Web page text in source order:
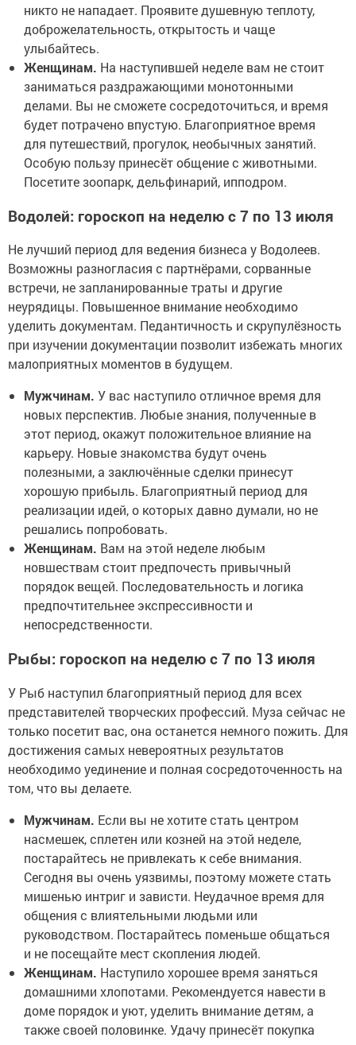
никто не нападает. Проявите душевную теплоту,
доброжелательность, открытость и чаще
улыбайтесь.
Женщинам. На наступившей неделе вам не стоит
заниматься раздражающими монотонными
делами. Вы не сможете сосредоточиться, и время
будет потрачено впустую. Благоприятное время
для путешествий, прогулок, необычных занятий.
Особую пользу принесёт общение с животными.
Посетите зоопарк, дельфинарий, ипподром.
Водолей: гороскоп на неделю с 7 по 13 июля
Не лучший период для ведения бизнеса у Водолеев.
Возможны разногласия с партнёрами, сорванные
встречи, не запланированные траты и другие
неурядицы. Повышенное внимание необходимо
уделить документам. Педантичность и скрупулёзность
при изучении документации позволит избежать многих
малоприятных моментов в будущем.
Мужчинам. У вас наступило отличное время для
новых перспектив. Любые знания, полученные в
этот период, окажут положительное влияние на
карьеру. Новые знакомства будут очень
полезными, а заключённые сделки принесут
хорошую прибыль. Благоприятный период для
реализации идей, о которых давно думали, но не
решались попробовать.
Женщинам. Вам на этой неделе любым
новшествам стоит предпочесть привычный
порядок вещей. Последовательность и логика
предпочтительнее экспрессивности и
непосредственности.
Рыбы: гороскоп на неделю с 7 по 13 июля
У Рыб наступил благоприятный период для всех
представителей творческих профессий. Муза сейчас не
только посетит вас, она останется немного пожить. Для
достижения самых невероятных результатов
необходимо уединение и полная сосредоточенность на
том, что вы делаете.
Мужчинам. Если вы не хотите стать центром
насмешек, сплетен или козней на этой неделе,
постарайтесь не привлекать к себе внимания.
Сегодня вы очень уязвимы, поэтому можете стать
мишенью интриг и зависти. Неудачное время для
общения с влиятельными людьми или
руководством. Постарайтесь поменьше общаться
и не посещайте мест скопления людей.
Женщинам. Наступило хорошее время заняться
домашними хлопотами. Рекомендуется навести в
доме порядок и уют, уделить внимание детям, а
также своей половинке. Удачу принесёт покупка